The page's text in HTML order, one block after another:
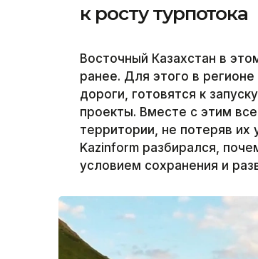
к росту турпотока
Восточный Казахстан в
ранее. Для этого в
дороги, готовятся к
проекты. Вместе с этим
территории, не потеряв их
Kazinform разбирался,
условием сохранения и